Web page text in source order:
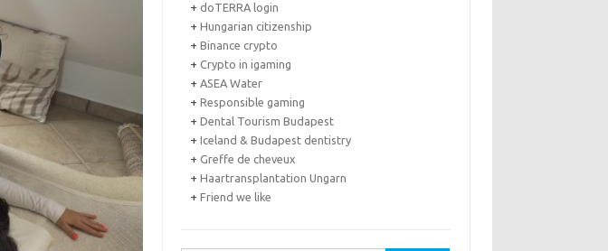
+ doTERRA login
+Hungarian citizenship
+Binance crypto
+Crypto in igaming
+ASEA Water
+Responsible gaming
+Dental Tourism Budapest
+Iceland & Budapest dentistry
+Greffe de cheveux
+Haartransplantation Ungarn
+Friend we like